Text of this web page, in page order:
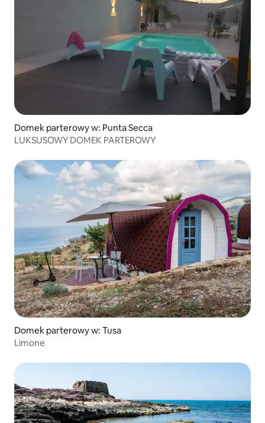
Domek parterowy w: Punta Secca
LUKSUSOWY DOMEK PARTEROWY
Domek parterowy w: Tusa
Limone